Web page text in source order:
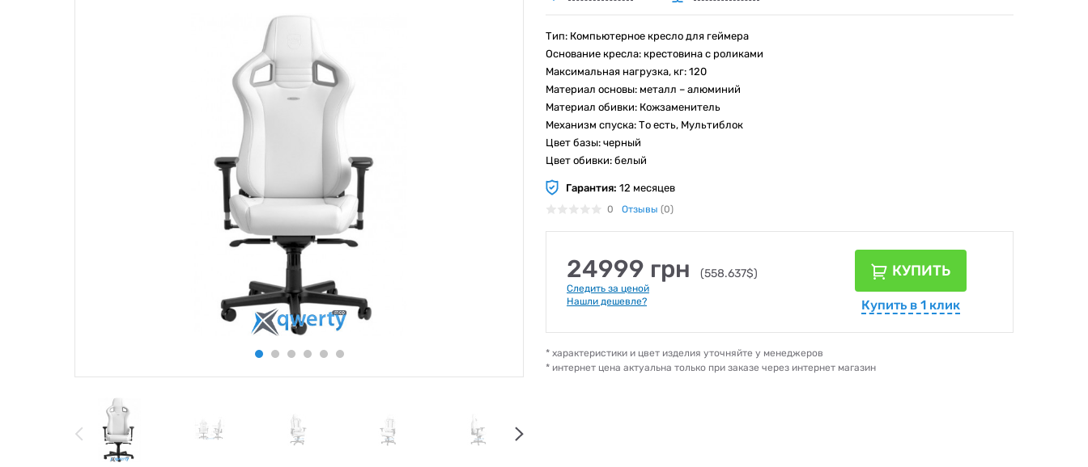
Тип: Компьютерное кресло для геймера
Основание кресла: крестовина с роликами
Максимальная нагрузка, кг: 120
Материал основы: металл – алюминий
Материал обивки: Кожзаменитель
Механизм спуска: То есть, Мультиблок
Цвет базы: черный
Цвет обивки: белый
Гарантия: 12 месяцев
0 Отзывы (0)
24999 грн (558.637$)
Следить за ценой
Нашли дешевле?
КУПИТЬ
Купить в 1 клик
* характеристики и цвет изделия уточняйте у менеджеров
* интернет цена актуальна только при заказе через интернет магазин